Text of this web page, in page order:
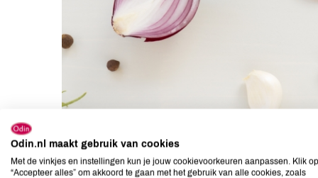
Odin.nl maakt gebruik van cookies
Met de vinkjes en instellingen kun je jouw cookievoorkeuren aanpassen. Klik op
“Accepteer alles” om akkoord te gaan met het gebruik van alle cookies, zoals